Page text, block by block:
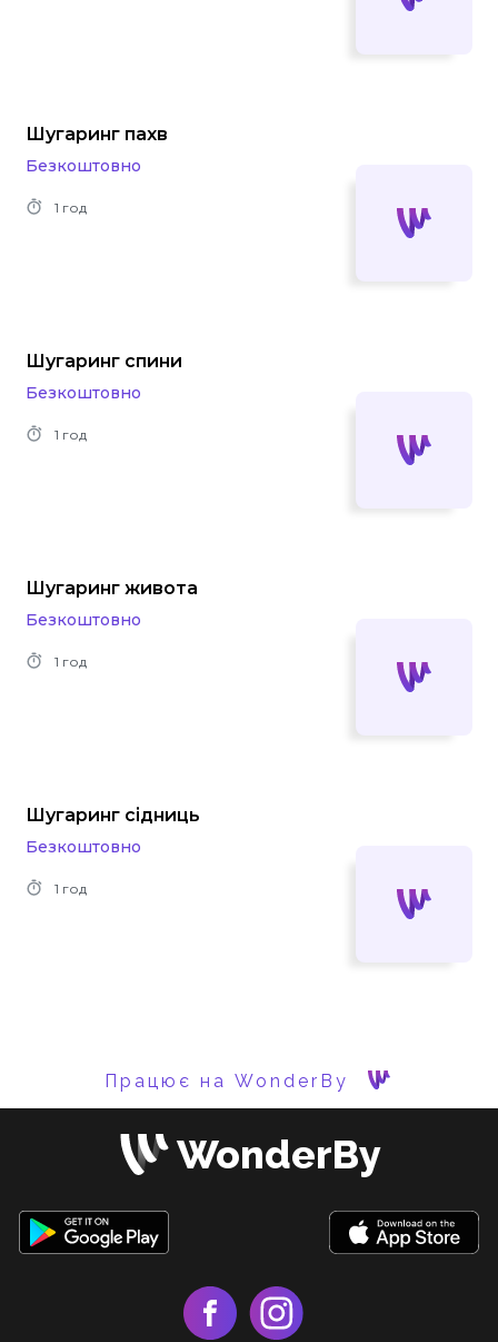
Шугаринг пахв
Безкоштовно
1 год
Шугаринг спини
Безкоштовно
1 год
Шугаринг живота
Безкоштовно
1 год
Шугаринг сідниць
Безкоштовно
1 год
Працює на WonderBy
WonderBy